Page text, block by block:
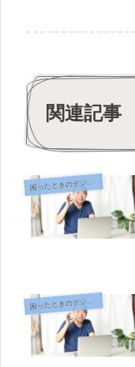
関連記事
困ったときのデジタルお助けコーナー
困ったときのデジタルお助けコーナー